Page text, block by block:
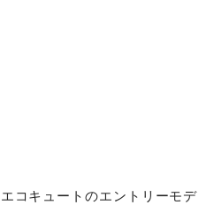
コキュートのエントリーモデ